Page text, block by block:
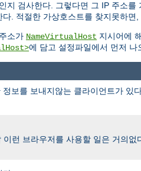
지 검사한다. 그렇다면 그 IP 주소를
. 적절한 가상호스트를 찾지못하면
소가 NameVirtualHost 지시어에
에 담고 설정파일에서 먼저 나
보를 보내지않는 클라이언트가
런 브라우저를 사용할 일은 거의